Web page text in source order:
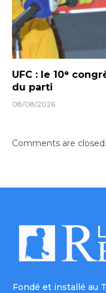
UFC : le 10ᵉ
du parti
08/08/2026
Comments are closed.
Fondé et installé au